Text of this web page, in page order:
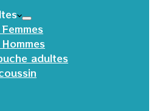
adultes